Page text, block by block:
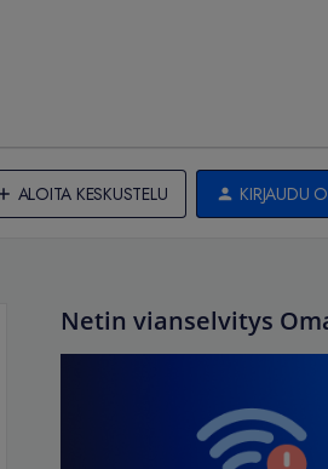
ALOITA KESKUSTELU KIRJAUDU
Netin vianselvitys